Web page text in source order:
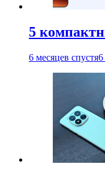
5
6 месяцев спустя6